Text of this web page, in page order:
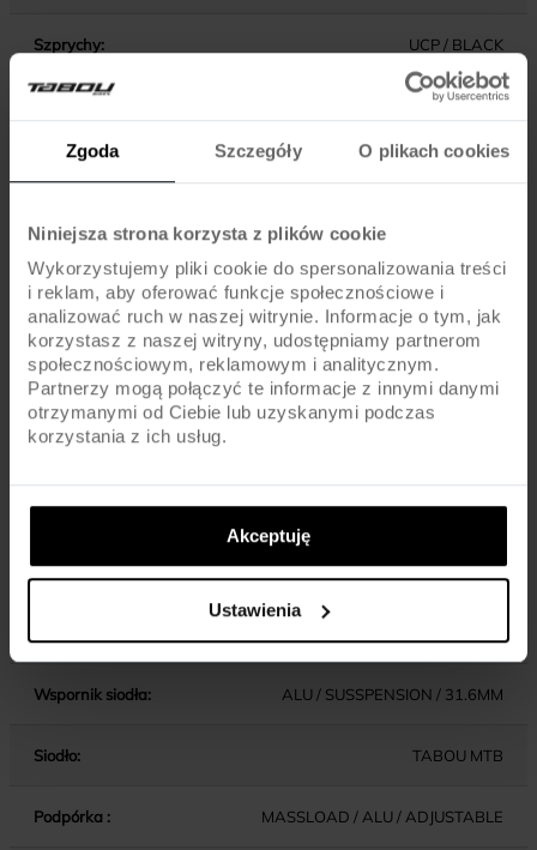
Zgoda Szczegóły O plikach cookies
Niniejsza strona korzysta z plików cookie
Wykorzystujemy pliki cookie do spersonalizowania treści
i reklam, aby oferować funkcje społecznościowe i
analizować ruch w naszej witrynie. Informacje o tym, jak
korzystasz z naszej witryny, udostępniamy partnerom
społecznościowym, reklamowym i analitycznym.
Partnerzy mogą połączyć te informacje z innymi danymi
otrzymanymi od Ciebie lub uzyskanymi podczas
korzystania z ich usług.
Akceptuję
Ustawienia
Szprychy: UCP / BLACK
IMPAC SMARTPAC / 700x40C
KOMPONENTY
Hamulce: V-BRAKE / ALU
Dźwignie hamulca: SHIMANO ALTUS ST-EF500
Pedały :
Kierownica: ALU / 680MM / 31.8MM
Chwyty kierownicy: COMFORT
Wspornik siodła: ALU / SUSSPENSION / 31.6MM
Siodło: TABOU MTB
Podpórka : MASSLOAD / ALU / ADJUSTABLE